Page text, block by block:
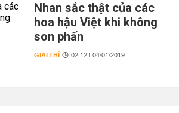
Nhan sắc thật của các
hoa hậu Việt khi không
son phấn
GIẢI TRÍ 02:12 | 04/01/2019